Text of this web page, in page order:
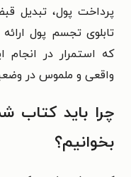
پرداخت پول، تبدیل
تابلوی تجسم پول
که استمرار در انجام
واقعی و ملموس در
چرا باید کتاب
بخوانیم؟